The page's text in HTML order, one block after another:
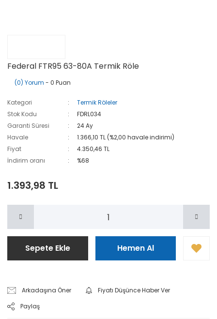
Federal FTR95 63-80A Termik Röle
(0) Yorum - 0 Puan
Kategori
Termik Röleler
Stok Kodu
FDRL034
Garanti Süresi
24 Ay
Havale
1.366,10 TL (%2,00 havale indirimi)
Fiyat
4.350,46 TL
İndirim oranı
%68
1.393,98 TL
Sepete Ekle Hemen Al
Arkadaşına Öner
Fiyatı Düşünce Haber Ver
Paylaş